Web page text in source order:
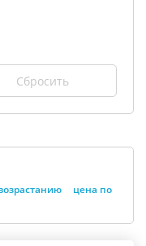
цена по